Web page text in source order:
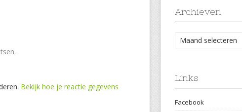
Bekijk hoe je reactie gegevens
Archieven
Archieven
Links
Facebook